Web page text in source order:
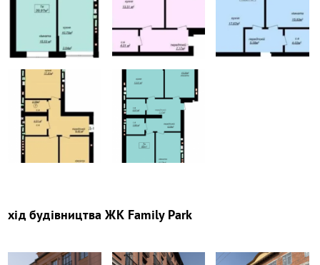
хід будівництваЖК Family Park